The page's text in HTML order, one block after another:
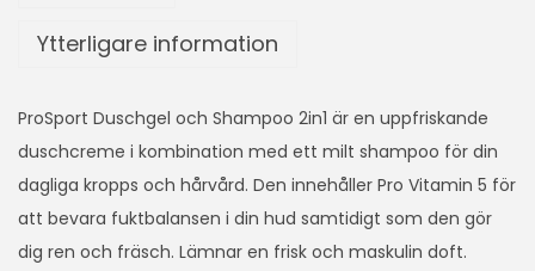
Ytterligare information
ProSport Duschgel och Shampoo 2in1 är en uppfriskande
duschcreme i kombination med ett milt shampoo för din
dagliga kropps och hårvård. Den innehåller Pro Vitamin 5 för
att bevara fuktbalansen i din hud samtidigt som den gör
dig ren och fräsch. Lämnar en frisk och maskulin doft.